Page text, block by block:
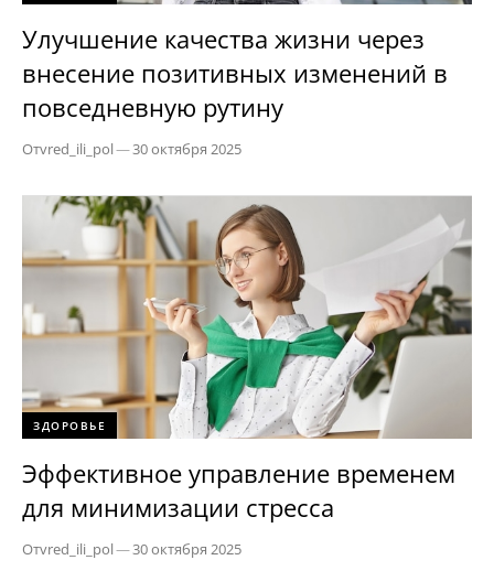
Улучшение качества жизни через
внесение позитивных изменений в
повседневную рутину
Отvred_ili_pol—30 октября 2025
ЗДОРОВЬЕ
Эффективное управление временем
для минимизации стресса
Отvred_ili_pol—30 октября 2025